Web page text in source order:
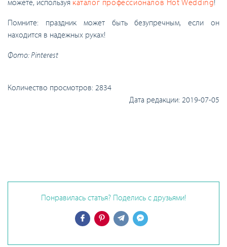
Помните: праздник может быть безупречным, если он
находится в надежных руках!
Фото: Pinterest
Количество просмотров: 2834
Дата редакции: 2019-07-05
Понравилась статья? Поделись с друзьями!